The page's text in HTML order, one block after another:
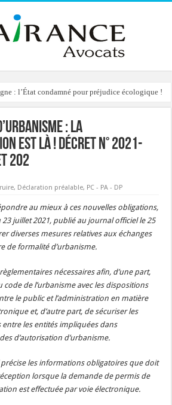
: l’État condamné pour préjudice écologique !
: la
est là ! Décret n° 2021-
202
, Déclaration préalable, PC - PA - DP
au mieux à ces nouvelles obligations,
23 juillet 2021, publié au journal officiel le 25
diverses mesures relatives aux échanges
de formalité d’urbanisme.
nécessaires afin, d’une part,
code de l’urbanisme avec les dispositions
le public et l’administration en matière
et, d’autre part, de sécuriser les
les entités impliquées dans
d’autorisation d’urbanisme.
les informations obligatoires que doit
lorsque la demande de permis de
est effectuée par voie électronique.